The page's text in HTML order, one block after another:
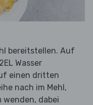
bereitstellen. Auf
Wasser
einen dritten
nach im Mehl,
wenden, dabei